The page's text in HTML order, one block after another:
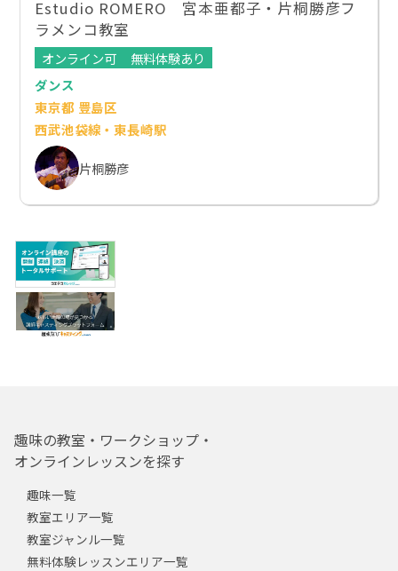
Estudio ROMERO 宮本亜都子・片桐勝彦フ
ラメンコ教室
オンライン可
無料体験あり
ダンス
東京都 豊島区
西武池袋線・東長崎駅
片桐勝彦
趣味の教室・ワークショップ・
オンラインレッスンを探す
趣味一覧
教室エリア一覧
教室ジャンル一覧
無料体験レッスンエリア一覧